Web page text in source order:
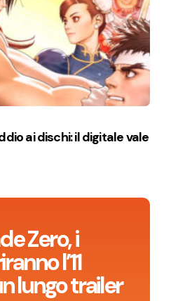
Zero, i
l’11
lungo trailer
ai dischi: il digitale vale